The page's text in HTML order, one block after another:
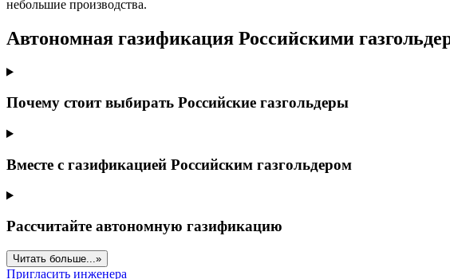
небольшие производства.
Автономная газификация Российскими
Почему стоит выбирать Российские газгольдеры
Вместе с газификацией Российским газгольдером
Рассчитайте автономную газификацию
Читать больше...»
Пригласить инженера